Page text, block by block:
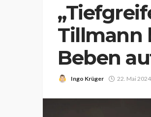
Tillmann
Beben
Ingo Krüger 22. Mai 2024